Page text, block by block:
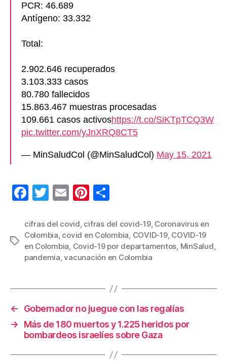
PCR: 46.689
Antígeno: 33.332
Total:
2.902.646 recuperados
3.103.333 casos
80.780 fallecidos
15.863.467 muestras procesadas
109.661 casos activoshttps://t.co/SiKTpTCQ3W
pic.twitter.com/yJnXRQ8CT5
— MinSaludCol (@MinSaludCol) May 15, 2021
F
c
e
b
o
k
T
tt
er
E
ail
Pi
er
e
st
m
p
ar
Etiquetas
cifras del covid, cifras del covid-19, Coronavirus en
Colombia, covid en Colombia, COVID-19, COVID-19
en Colombia, Covid-19 por departamentos, MinSalud,
pandemia,vacunación en Colombia
←
Gobernador no juegue con las regalías
→
Más de 180 muertos y 1.225 heridos por
bombardeos israelíes sobre Gaza